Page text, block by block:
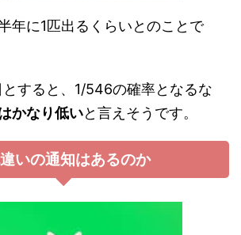
年に1匹出るくらいとのことで
すると、1/546の確率となるな
かなり低いと言えそうです。
いの通知はあるのか